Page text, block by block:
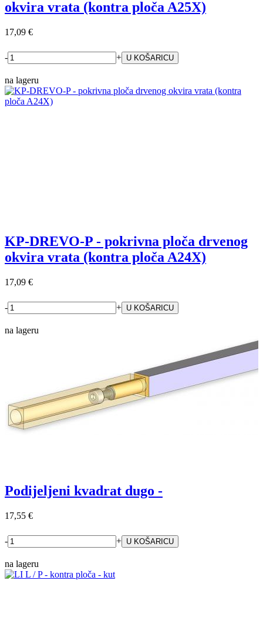
okvira vrata (kontra ploča A25X)
17,09 €
- +
na lageru
KP-DREVO-P - pokrivna ploča drvenog
okvira vrata (kontra ploča A24X)
17,09 €
- +
na lageru
Podijeljeni kvadrat dugo -
17,55 €
- +
na lageru